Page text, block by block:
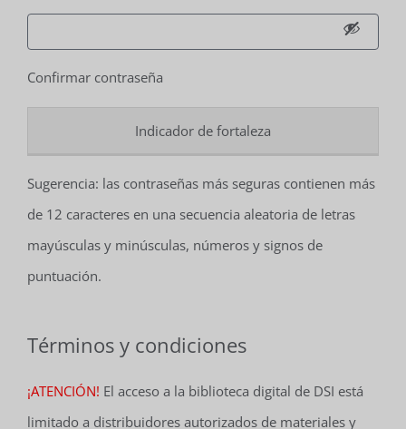
Confirmar contraseña
Indicador de fortaleza
Sugerencia: las contraseñas más seguras contienen más
de 12 caracteres en una secuencia aleatoria de letras
mayúsculas y minúsculas, números y signos de
puntuación.
Términos y condiciones
¡ATENCIÓN! El acceso a la biblioteca digital de DSI está
limitado a distribuidores autorizados de materiales y